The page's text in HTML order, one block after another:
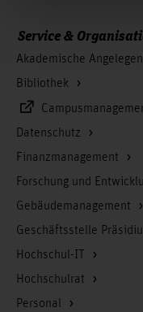
Service &
Akademische
Bibliothek
Datenschutz
Finanzmanagement
Forschung und
Gebäudemanagement
Geschäftsstelle
Hochschul-IT
Hochschulrat
Personal